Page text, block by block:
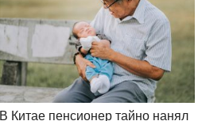
В Китае пенсионер тайно нанял